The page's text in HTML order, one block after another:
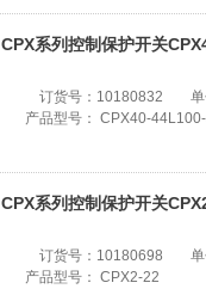
CPX系列控制保护开关
订货号： 10180832
产品型号： CPX40-
CPX系列控制保护开关
订货号： 10180698
产品型号： CPX2-22